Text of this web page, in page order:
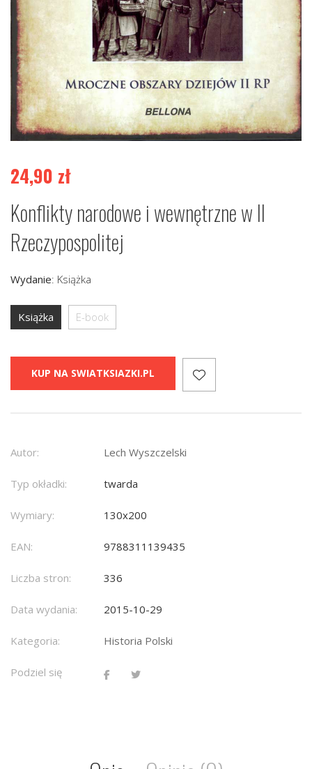
24,90 zł
Konflikty narodowe i wewnętrzne w II
Rzeczypospolitej
Wydanie: Książka
Książka E-book
KUP NA SWIATKSIAZKI.PL
Autor: Lech Wyszczelski
Typ okładki: twarda
Wymiary: 130x200
EAN: 9788311139435
Liczba stron: 336
Data wydania: 2015-10-29
Kategoria: Historia Polski
Podziel się